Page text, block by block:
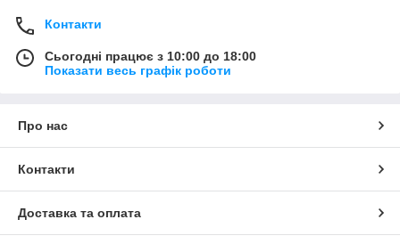
Контакти
Сьогодні працює з 10:00 до 18:00
Показати весь графік роботи
Про нас
Контакти
Доставка та оплата